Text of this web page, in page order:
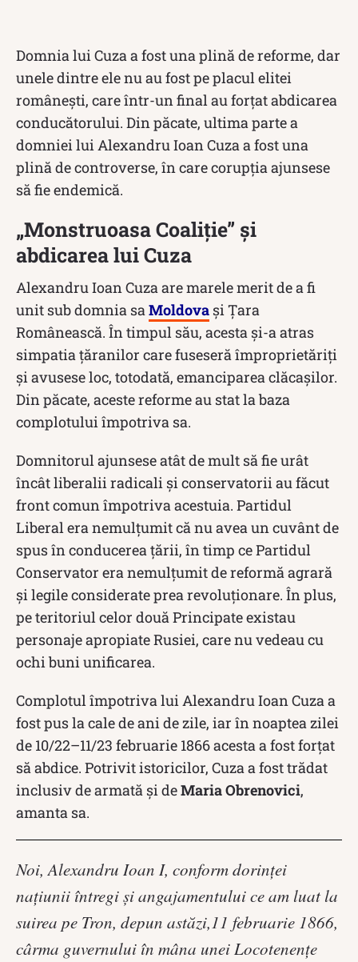
Domnia lui Cuza a fost una plină de reforme, dar
unele dintre ele nu au fost pe placul elitei
românești, care într-un final au forțat abdicarea
conducătorului. Din păcate, ultima parte a
domniei lui Alexandru Ioan Cuza a fost una
plină de controverse, în care corupția ajunsese
să fie endemică.
„Monstruoasa Coaliție” și
abdicarea lui Cuza
Alexandru Ioan Cuza are marele merit de a fi
unit sub domnia sa Moldova și Țara
Românească. În timpul său, acesta și-a atras
simpatia țăranilor care fuseseră împroprietăriți
și avusese loc, totodată, emanciparea clăcaşilor.
Din păcate, aceste reforme au stat la baza
complotului împotriva sa.
Domnitorul ajunsese atât de mult să fie urât
încât liberalii radicali și conservatorii au făcut
front comun împotriva acestuia. Partidul
Liberal era nemulțumit că nu avea un cuvânt de
spus în conducerea țării, în timp ce Partidul
Conservator era nemulțumit de reformă agrară
și legile considerate prea revoluționare. În plus,
pe teritoriul celor două Principate existau
personaje apropiate Rusiei, care nu vedeau cu
ochi buni unificarea.
Complotul împotriva lui Alexandru Ioan Cuza a
fost pus la cale de ani de zile, iar în noaptea zilei
de 10/22–11/23 februarie 1866 acesta a fost forțat
să abdice. Potrivit istoricilor, Cuza a fost trădat
inclusiv de armată și deMaria Obrenovici,
amanta sa.
Noi, Alexandru Ioan I, conform dorinței
națiunii întregi și angajamentului ce am luat la
suirea pe Tron, depun astăzi,11 februarie 1866,
cârma guvernului în mâna unei Locotenențe